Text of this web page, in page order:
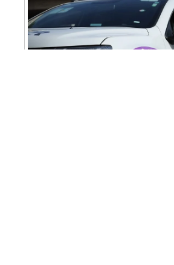
Anunciar ou recomendar